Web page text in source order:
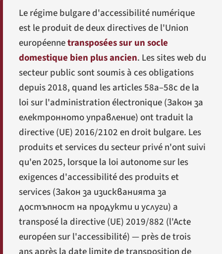
Le régime bulgare d'accessibilité numérique
est le produit de deux directives de l'Union
européennetransposées sur un socle
domestique bien plus ancien. Les sites web du
secteur public sont soumis à ces obligations
depuis 2018, quand les articles 58a–58c de la
loi sur l'administration électronique (Закон за
електронното управление) ont traduit la
directive (UE) 2016/2102 en droit bulgare. Les
produits et services du secteur privé n'ont suivi
qu'en 2025, lorsque la loi autonome sur les
exigences d'accessibilité des produits et
services (Закон за изискванията за
достъпност на продукти и услуги) a
transposé la directive (UE) 2019/882 (l'Acte
européen sur l'accessibilité) — près de trois